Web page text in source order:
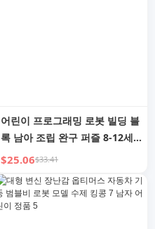
어린이 프로그래밍 로봇 빌딩 블
록 남아 조립 완구 퍼즐 8-12세
남아 생일 선물 2025년 신상품
$25.06$33.41